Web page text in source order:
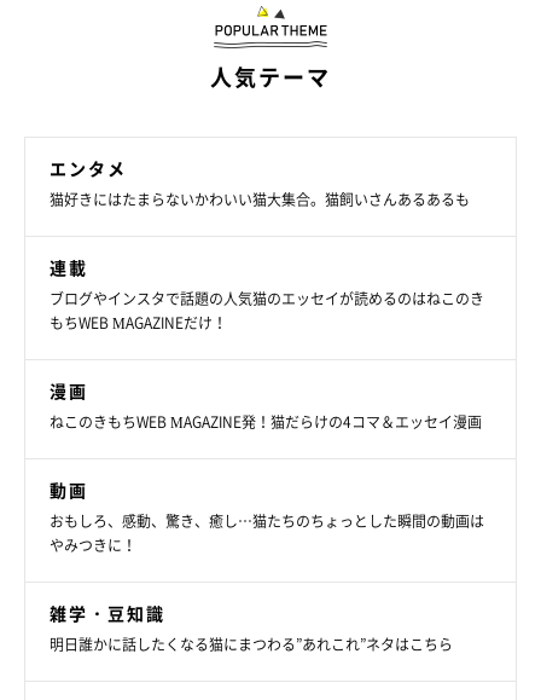
まいにちのねこのきもちアプリ投稿写真より
ちょっと難しかったでしょうか？ 正解できていたら、猫の気持
ちがわかっているということ！
「足」に注目してみるといいですよ♪
出典／「ねこのきもち」2016年4月号『表情が見えなくても、体
の"カタチ"だけで愛猫の気持ち、わかるかな？ ＼やってみよう
／ シルエットクイズ』
人気テーマ
エンタメ
猫好きにはたまらないかわいい猫大集合。猫飼いさんあるあるも
連載
ブログやインスタで話題の人気猫のエッセイが読めるのはねこのき
もちWEB MAGAZINEだけ！
漫画
ねこのきもちWEB MAGAZINE発！猫だらけの4コマ＆エッセイ漫画
動画
おもしろ、感動、驚き、癒し…猫たちのちょっとした瞬間の動画は
やみつきに！
雑学・豆知識
明日誰かに話したくなる猫にまつわる”あれこれ”ネタはこちら